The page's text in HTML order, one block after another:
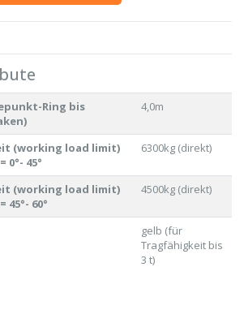
Ring bis
4,0m
(working load limit)
45°
6300kg (direkt)
(working load limit)
60°
4500kg (direkt)
gelb (für
Tragfähigkeit bis
3 t)